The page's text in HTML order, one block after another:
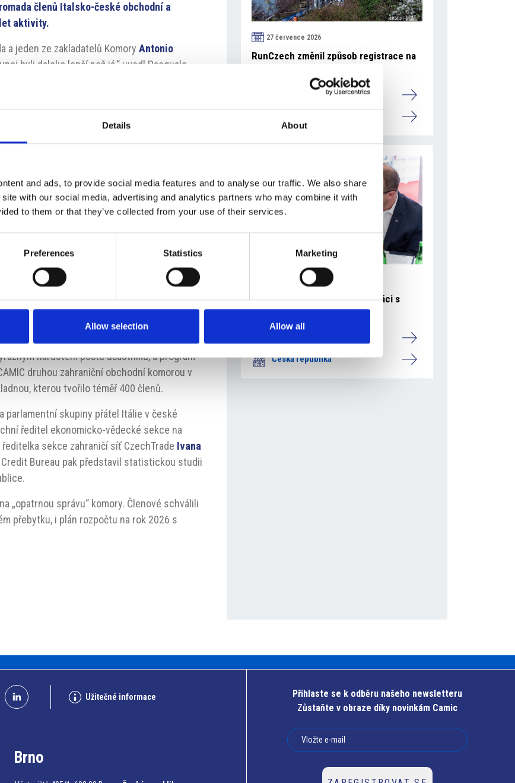
Details About
and ads, to provide social media features and to analyse our traffic. We also share
with our social media, advertising and analytics partners who may combine it with
to them or that they’ve collected from your use of their services.
Preferences Statistics Marketing
Allow selection Allow all
členů Italsko-české obchodní a
aktivity.
a jeden ze zakladatelů KomoryAntonio
byli daleko lepší než já,“ uvedl Pasquale,
energii a dynamičnost Komory ocenil i italský
Itálií a Českou republikou,“ uvedl Gaudiano,
prezidenta
Sergia Mattarelly
Meloniv únoru.
působí členské podniky i samotná
na český trh vedl ke konsolidaci členské
se musíme přizpůsobit situaci a novým
posledních dvou letech se Komora snažila
sdruženími. „Jedná se o bohatou síť
dodal Manghi. Komora tak může být
s návrhy, připomínkami a v případě
MístopředsedovéAlessandro Pasqualea
působí, a její schopnost čelit výzvám.
bilanci činnosti za rok 2025, v jehož průběhu
nárůstem počtu účastníků, a program
druhou zahraniční obchodní komorou v
kterou tvořilo téměř 400 členů.
parlamentní skupiny přátel Itálie v české
ředitel ekonomicko-vědecké sekce na
ředitelka sekce zahraničí síť CzechTrade Ivana
Credit Bureau pak představil statistickou studii
„opatrnou správu“ komory. Členové schválili
přebytku, i plán rozpočtu na rok 2026 s
27 července 2026
RunCzech změnil způsob registrace na
Camic a členové
23 července 2026
Mattoni 1873 navázala spolupráci s
Národní knihovnou
Česká republika
Užitečné informace
Brno
Přihlaste se k odběru našeho newsletteru
Zůstaňte v obraze díky novinkám Camic